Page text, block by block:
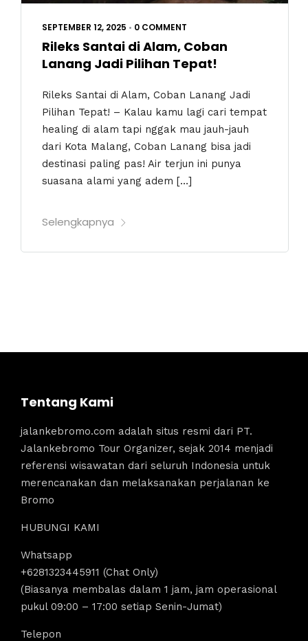
SEPTEMBER 12, 2025 • 0 COMMENT
Rileks Santai di Alam, Coban
Lanang Jadi Pilihan Tepat!
Rileks Santai di Alam, Coban Lanang Jadi
Pilihan Tepat! – Kalau kamu lagi cari tempat
healing di alam tapi nggak mau jauh-jauh
dari Kota Malang, Coban Lanang bisa jadi
destinasi paling pas! Air terjun ini punya
suasana alami yang adem […]
Selengkapnya
Tentang Kami
jalankebromo.com adalah situs resmi dari PT.
Jalankebromo Tour Organizer, sejak 2014 menjadi
referensi wisawatan dari seluruh Indonesia untuk
merencanakan dan melaksanakan perjalanan ke
Bromo
HUBUNGI KAMI
Whatsapp
+6281323445911 (Chat Only)
(Biasanya membalas dalam 1 jam, jam operasional
pukul 09:00 – 17:00 setiap Senin-Jumat)
Telepon